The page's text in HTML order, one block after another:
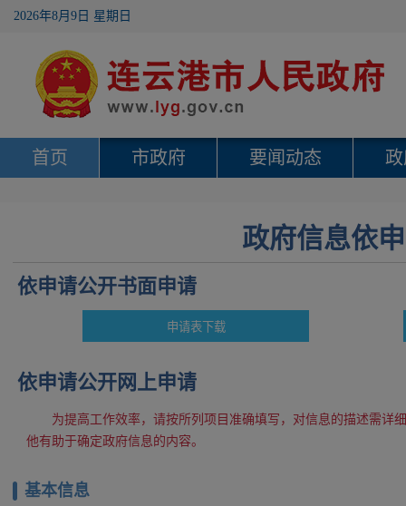
2026年8月9日 星期日
首页 市政府 要闻动态
政府信息依
依申请公开书面申请
依申请公开网上申请
为提高工作效率，请按所列项目准确填写，对信息的描述需详
他有助于确定政府信息的内容。
基本信息